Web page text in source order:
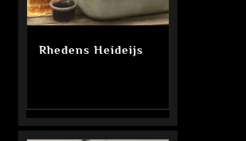
Rhedens Heideijs